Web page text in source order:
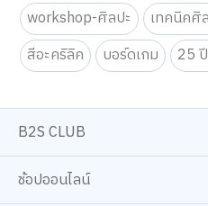
workshop-ศิลปะ
เทคนิคศิ
สีอะคริลิค
บอร์ดเกม 25
B2S CLUB
ช้อปออนไลน์